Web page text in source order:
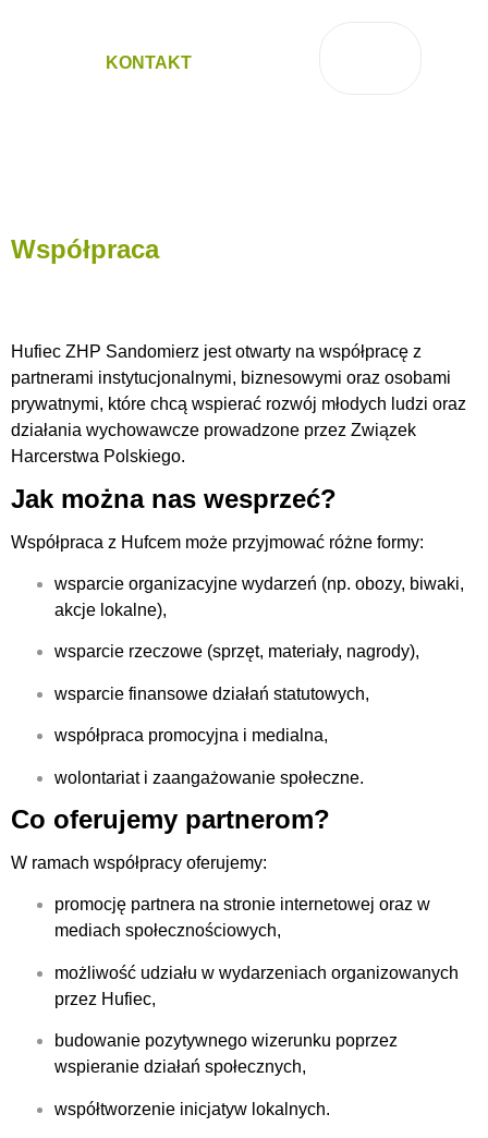
KONTAKT
Współpraca
Hufiec ZHP Sandomierz jest otwarty na współpracę z
partnerami instytucjonalnymi, biznesowymi oraz osobami
prywatnymi, które chcą wspierać rozwój młodych ludzi oraz
działania wychowawcze prowadzone przez Związek
Harcerstwa Polskiego.
Jak można nas wesprzeć?
Współpraca z Hufcem może przyjmować różne formy:
wsparcie organizacyjne wydarzeń (np. obozy, biwaki,
akcje lokalne),
wsparcie rzeczowe (sprzęt, materiały, nagrody),
wsparcie finansowe działań statutowych,
współpraca promocyjna i medialna,
wolontariat i zaangażowanie społeczne.
Co oferujemy partnerom?
W ramach współpracy oferujemy:
promocję partnera na stronie internetowej oraz w
mediach społecznościowych,
możliwość udziału w wydarzeniach organizowanych
przez Hufiec,
budowanie pozytywnego wizerunku poprzez
wspieranie działań społecznych,
współtworzenie inicjatyw lokalnych.